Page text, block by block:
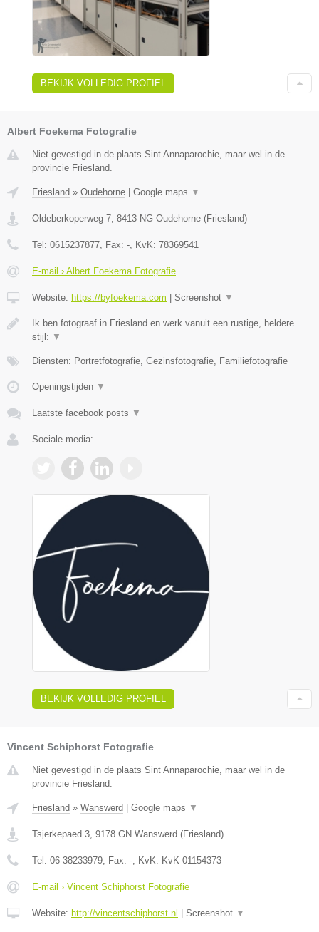
BEKIJK VOLLEDIG PROFIEL
Albert Foekema Fotografie
Niet gevestigd in de plaats Sint Annaparochie, maar wel in de
provincie Friesland.
Friesland » Oudehorne | Google maps ▼
Oldeberkoperweg 7 8413 NG Oudehorne (Friesland)
Tel: 0615237877 , Fax: - , KvK: 78369541
E-mail › Albert Foekema Fotografie
Website: https://byfoekema.com | Screenshot ▼
Ik ben fotograaf in Friesland en werk vanuit een rustige, heldere
stijl: ▼
Diensten: Portretfotografie, Gezinsfotografie, Familiefotografie
Openingstijden ▼
Laatste facebook posts ▼
Sociale media:
BEKIJK VOLLEDIG PROFIEL
Vincent Schiphorst Fotografie
Niet gevestigd in de plaats Sint Annaparochie, maar wel in de
provincie Friesland.
Friesland » Wanswerd | Google maps ▼
Tsjerkepaed 3 9178 GN Wanswerd (Friesland)
Tel: 06-38233979 , Fax: - , KvK: KvK 01154373
E-mail › Vincent Schiphorst Fotografie
Website: http://vincentschiphorst.nl | Screenshot ▼